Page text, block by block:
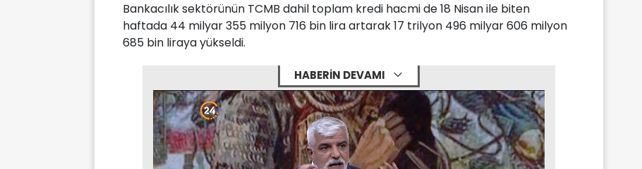
Bankacılık sektörünün TCMB dahil toplam kredi hacmi de 18 Nisan ile biten
haftada 44 milyar 355 milyon 716 bin lira artarak 17 trilyon 496 milyar 606 milyon
685 bin liraya yükseldi.
HABERİN DEVAMI